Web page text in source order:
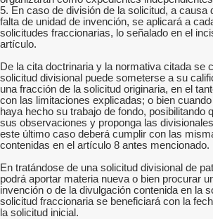
5. En caso de división de la solicitud, a causa
falta de unidad de invención, se aplicará a
solicitudes fraccionarias, lo señalado en el
artículo.
De la cita doctrinaria y la normativa citada se
solicitud divisional puede someterse a su
una fracción de la solicitud originaria, en el
con las limitaciones explicadas; o bien
haya hecho su trabajo de fondo, posibilitando
sus observaciones y proponga las
este último caso deberá cumplir con las
contenidas en el artículo 8 antes mencionado.
En tratándose de una solicitud divisional de
podrá aportar materia nueva o bien procurar
invención o de la divulgación contenida en la
solicitud fraccionaria se beneficiará con la
la solicitud inicial.